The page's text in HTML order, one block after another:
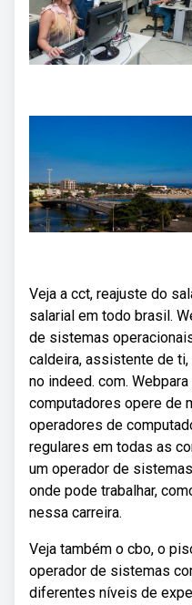
Veja a cct, reajuste do
salarial em todo brasil.
de sistemas
caldeira, assistente de
no indeed. com.
computadores opere de
operadores de
regulares em todas as
um operador de
onde pode trabalhar,
nessa carreira.
Veja também o cbo, o
operador de sistemas
diferentes níveis de